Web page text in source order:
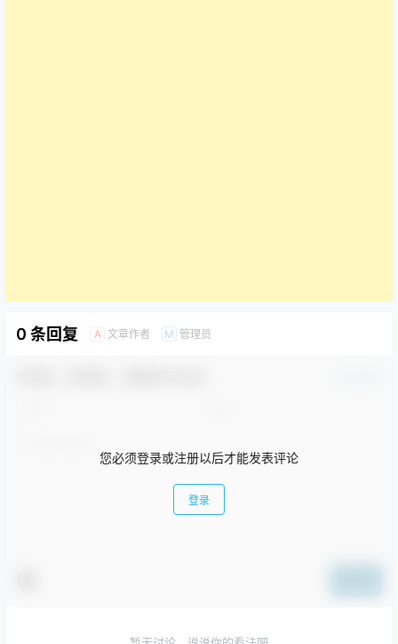
0 条回复 A 文章作者 M 管理员
您必须登录或注册以后才能发表评论
登录